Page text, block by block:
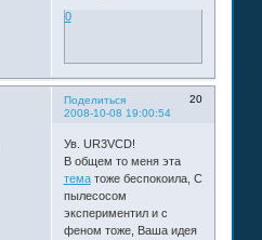
0
Поделиться
20
2008-10-08 19:00:54
Ув. UR3VCD!
В общем то меня эта
тематоже беспокоила, С
пылесосом
экспериментил и с
феном тоже, Ваша идея